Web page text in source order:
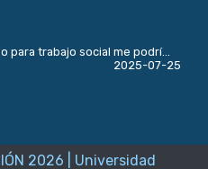
para trabajo social me podrí...
2025-07-25
2026 | Universidad